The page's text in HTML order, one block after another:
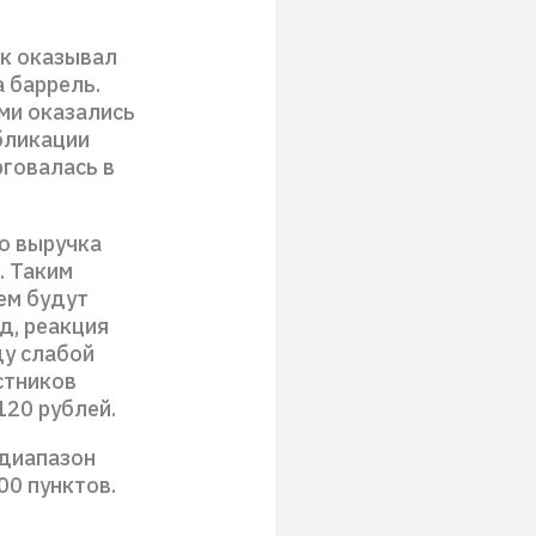
оказывал
баррель.
оказались
в
выручка
Таким
будут
реакция
слабой
рублей.
пунктов.